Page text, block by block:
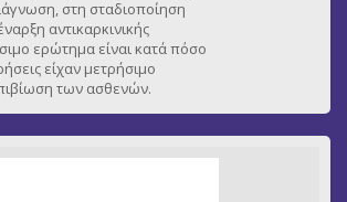
στη σταδιοποίηση
αντικαρκινικής
ερώτημα είναι κατά πόσο
είχαν μετρήσιμο
των ασθενών.